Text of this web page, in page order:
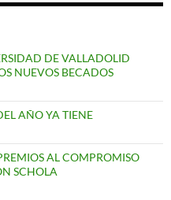
DE VALLADOLID
NUEVOS BECADOS
AÑO YA TIENE
AL COMPROMISO
SCHOLA